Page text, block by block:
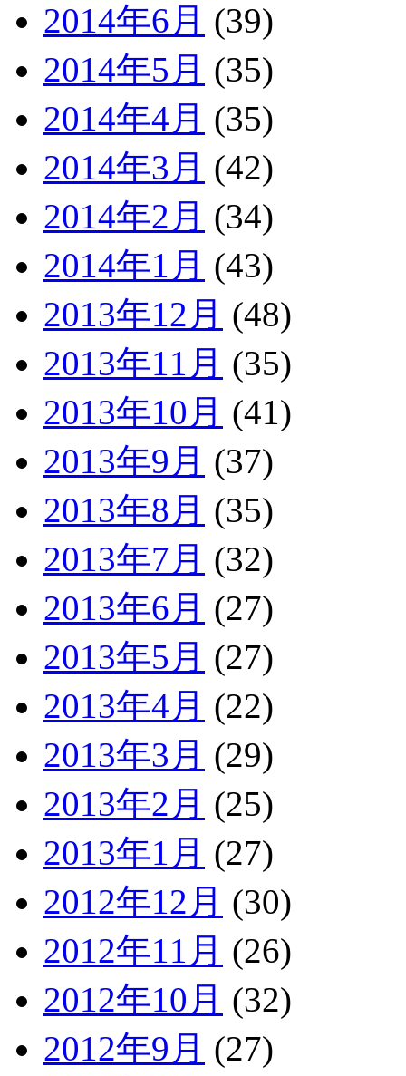
2014年6月 (39)
2014年5月 (35)
2014年4月 (35)
2014年3月 (42)
2014年2月 (34)
2014年1月 (43)
2013年12月 (48)
2013年11月 (35)
2013年10月 (41)
2013年9月 (37)
2013年8月 (35)
2013年7月 (32)
2013年6月 (27)
2013年5月 (27)
2013年4月 (22)
2013年3月 (29)
2013年2月 (25)
2013年1月 (27)
2012年12月 (30)
2012年11月 (26)
2012年10月 (32)
2012年9月 (27)